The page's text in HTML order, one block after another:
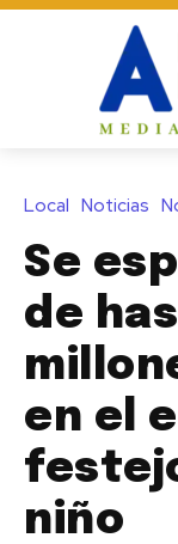
Local Noticias
Se
de
en el
niño